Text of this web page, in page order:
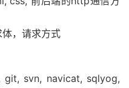
，请求方式
git, svn, navicat, sqlyog,